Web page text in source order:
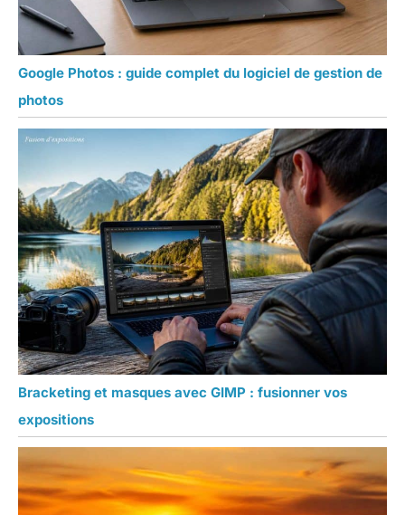
Google Photos : guide complet du logiciel de gestion de
photos
Bracketing et masques avec GIMP : fusionner vos
expositions